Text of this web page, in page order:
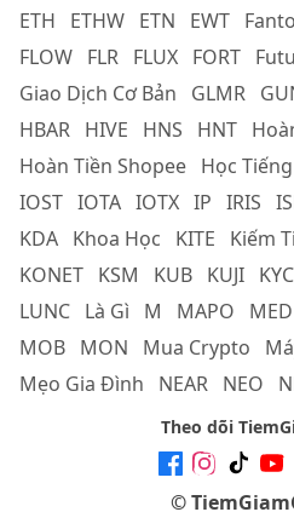
ETH
ETHW ETN EWT
FLOW FLR FLUX FORT
Giao Dịch Cơ Bản
GLMR
HBAR HIVE HNS HNT
Hoàn Tiền Shopee Học
IOST IOTA IOTX IP IRIS
KDA Khoa Học KITE Kiếm
KONET KSM KUB KUJI KYC
LUNC Là Gì M MAPO MED
MOB MON Mua Crypto
Mẹo Gia Đình
NEAR NEO
Theo dõi
©